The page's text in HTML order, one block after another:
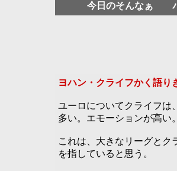
今日のそんなぁ
ヨハン・クライフかく語り
ユーロについてクライフは
多い。エモーションが高い
これは、大きなリーグとク
を指していると思う。